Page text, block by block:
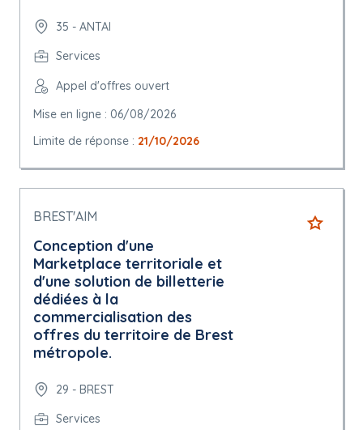
35 - ANTAI
Services
Appel d'offres ouvert
Mise en ligne : 06/08/2026
Limite de réponse : 21/10/2026
BREST'AIM
Conception d'une
Marketplace territoriale et
d'une solution de billetterie
dédiées à la
commercialisation des
offres du territoire de Brest
métropole.
29 - BREST
Services